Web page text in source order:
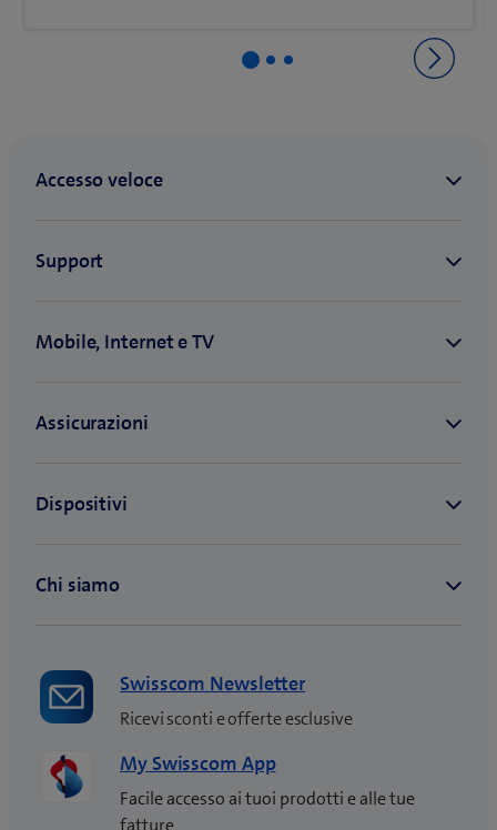
Swisscom Newsletter
Ricevi sconti e offerte esclusive
My Swisscom App
Facile accesso ai tuoi prodotti e alle tue
fatture